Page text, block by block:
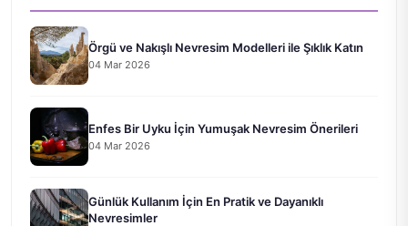
Örgü ve Nakışlı Nevresim Modelleri ile Şıklık Katın
04 Mar 2026
Enfes Bir Uyku İçin Yumuşak Nevresim Önerileri
04 Mar 2026
Günlük Kullanım İçin En Pratik ve Dayanıklı
Nevresimler